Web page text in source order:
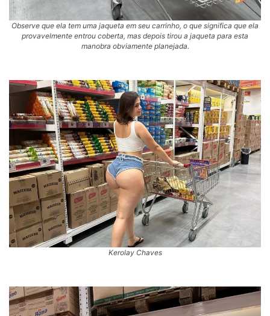
Observe que ela tem uma jaqueta em seu carrinho, o que significa que ela
provavelmente entrou coberta, mas depois tirou a jaqueta para esta
manobra obviamente planejada.
Kerolay Chaves